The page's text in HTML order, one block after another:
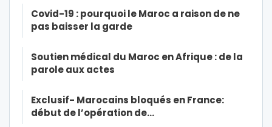
Covid-19 : pourquoi le Maroc a raison de ne
pas baisser la garde
Soutien médical du Maroc en Afrique : de la
parole aux actes
Exclusif- Marocains bloqués en France:
début de l’opération de…